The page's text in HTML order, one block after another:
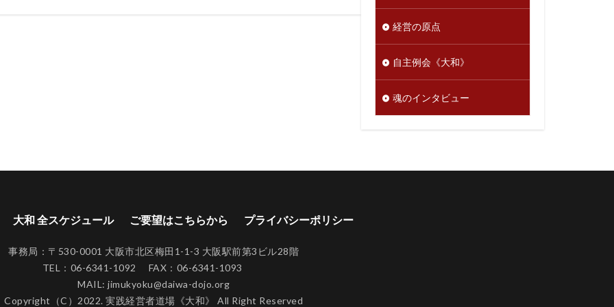
経営の原点
自主例会《大和》
魂のインタビュー
大和 全スケジュール ご要望はこちらから プライバシーポリシー
事務局：〒530-0001 大阪市北区梅田1-1-3 大阪駅前第3ビル28階
TEL：06-6341-1092 FAX：06-6341-1093
MAIL: jimukyoku@daiwa-dojo.org
Copyright（C）2022. 実践経営者道場《大和》 All Right Reserved